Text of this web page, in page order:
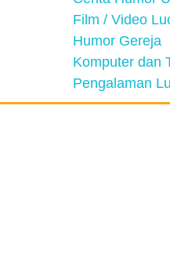
Film / Video
Humor Gereja
Komputer dan
Pengalaman